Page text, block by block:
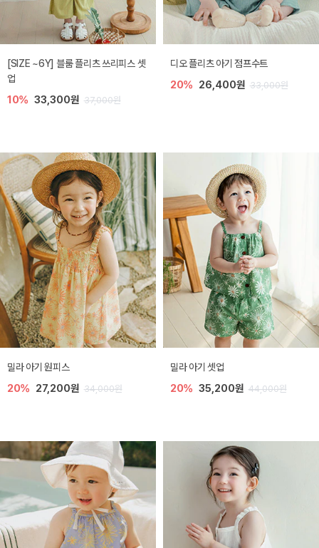
[SIZE ~6Y] 블룸 플리츠 쓰리피스 셋
업
10% 33,300원 37,000원
디오 플리츠 아기 점프수트
20% 26,400원 33,000원
밀라 아기 원피스
20% 27,200원 34,000원
밀라 아기 셋업
20% 35,200원 44,000원